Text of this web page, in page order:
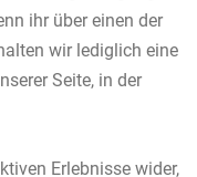
ihr über einen der
wir lediglich eine
Seite, in der
Erlebnisse wider,